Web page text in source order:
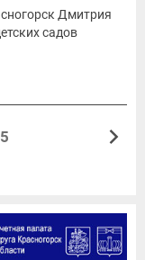
Дмитрия
садов
5